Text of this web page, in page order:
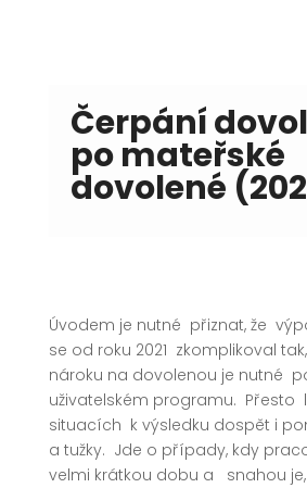
Čerpání
po mateřské
dovolené
Úvodem je nutné přiznat, že
se od roku 2021 zkomplikoval
nároku na dovolenou je nutné
uživatelském programu. Přesto
situacích k výsledku dospět i
a tužky. Jde o případy, kdy
velmi krátkou dobu a snahou